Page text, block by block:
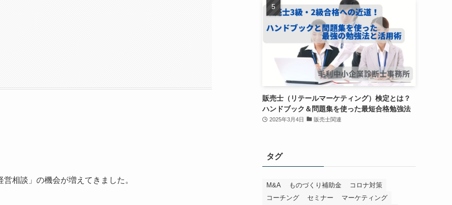
相談」の機会が増えてきました。
販売士（リテールマーケティング）検定とは？
ハンドブック＆問題集を使った最短合格勉強法
2025年3月4日 販売士関連
タグ
M&A ものづくり補助金
コロナ対策
コーチング
セミナー
マーケティング